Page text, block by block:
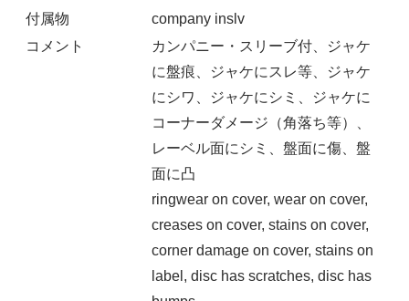
付属物
company inslv
コメント
カンパニー・スリーブ付、ジャケ
に盤痕、ジャケにスレ等、ジャケ
にシワ、ジャケにシミ、ジャケに
コーナーダメージ（角落ち等）、
レーベル面にシミ、盤面に傷、盤
面に凸
ringwear on cover, wear on cover,
creases on cover, stains on cover,
corner damage on cover, stains on
label, disc has scratches, disc has